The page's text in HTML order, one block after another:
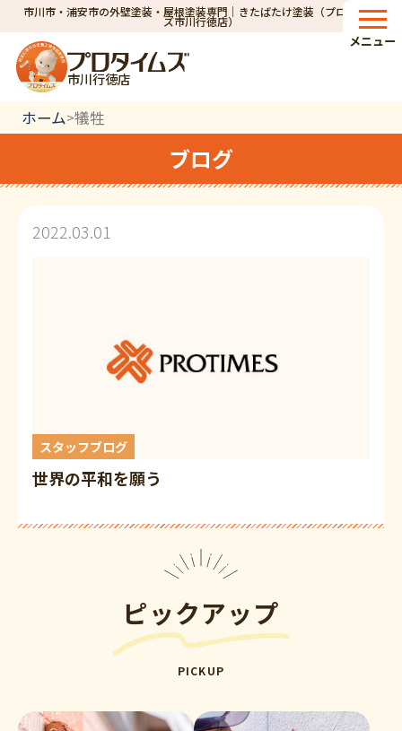
市川市・浦安市の外壁塗装・屋根塗装専門｜きたばたけ塗装（プロタイム
ズ市川行徳店）
市川行徳店
メニュー
ホーム>犠牲
ブログ
2022.03.01
スタッフブログ
世界の平和を願う
ピックアップ
PICKUP